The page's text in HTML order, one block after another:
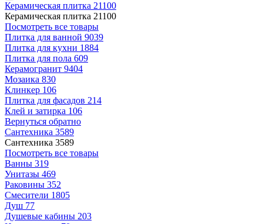
Керамическая плитка 21100
Керамическая плитка 21100
Посмотреть все товары
Плитка для ванной 9039
Плитка для кухни 1884
Плитка для пола 609
Керамогранит 9404
Мозаика 830
Клинкер 106
Плитка для фасадов 214
Клей и затирка 106
Вернуться обратно
Сантехника 3589
Сантехника 3589
Посмотреть все товары
Ванны 319
Унитазы 469
Раковины 352
Смесители 1805
Душ 77
Душевые кабины 203